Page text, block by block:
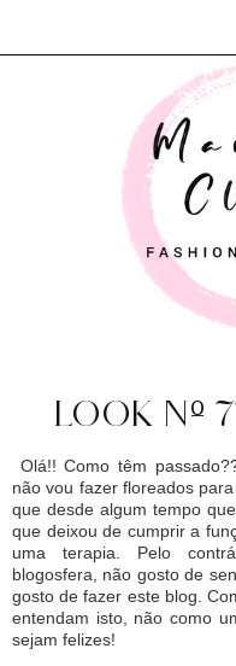
LOOK Nº
Olá!! Como têm
não vou fazer floreados
que desde algum tempo
que deixou de cumprir a
uma terapia. Pelo
blogosfera, não gosto de
gosto de fazer este blog.
entendam isto, não como
sejam felizes!